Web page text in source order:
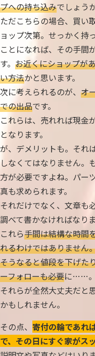
プへの持ち込みでしょうか
ただこちらの場合、買い
ョップ次第。せっかく持
ことになれば、その手間
す。 お近くにショップが
い方法かと思います。
次に考えられるのが、 オ
での出品です。
これらは、売れれば現金
となります。
が、デメリットも。それ
しなくてはなりません。
方が必要ですよね。パー
真も求められます。
それだけでなく、文章も
調べて書かなければなり
これら手間は結構な時間
れるわけではありません
そうなると値段を下げた
ーフォローも必要に……。
それらが全然大丈夫だと
かもしれません。
その点、 寄付の輪であれ
で、その日にすぐ家がス